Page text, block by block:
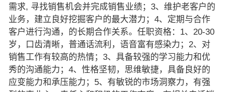
需求, 寻找销售机会并完成销售业绩；3、维护老客户的
业务，建立良好挖掘客户的最大潜力；4、定期与合作
客户进行沟通，的长期合作关系。任职资格：1、20-30
岁，口齿清晰，普通话流利，语音富有感染力；2、对
销售工作有较高的热情；3、具备较强的学习能力和优
秀的沟通能力；4、性格坚韧，思维敏捷，具备良好的
应变能力和承压能力；5、有敏锐的市场洞察力，有强